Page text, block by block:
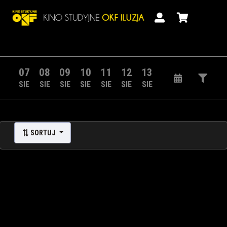
07
SIE
08
SIE
09
SIE
10
SIE
11
SIE
12
SIE
13
SIE
SORTUJ